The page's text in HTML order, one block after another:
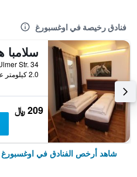
فنادق رخيصة في اوغسبورغ
2.0 كيلومتر عن وسط المدينة
209 ﷼
شاهد أرخص الفنادق في اوغسبورغ